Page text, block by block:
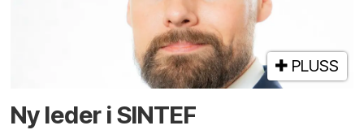
PLUSS
Ny leder i SINTEF